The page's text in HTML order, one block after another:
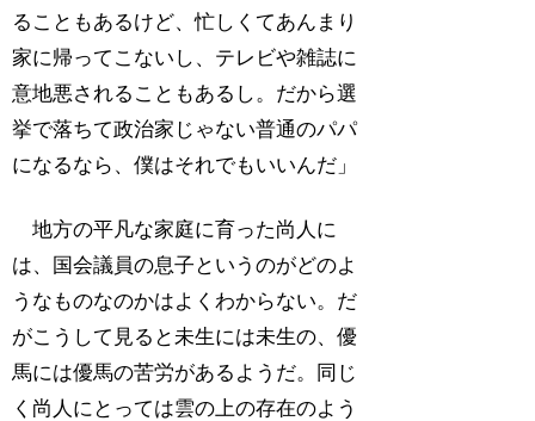
ることもあるけど、忙しくてあんまり
家に帰ってこないし、テレビや雑誌に
意地悪されることもあるし。だから選
挙で落ちて政治家じゃない普通のパパ
になるなら、僕はそれでもいいんだ」
地方の平凡な家庭に育った尚人に
は、国会議員の息子というのがどのよ
うなものなのかはよくわからない。だ
がこうして見ると未生には未生の、優
馬には優馬の苦労があるようだ。同じ
く尚人にとっては雲の上の存在のよう